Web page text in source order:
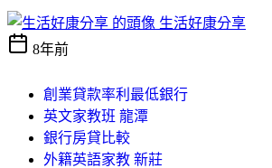
生活好康分享
8年前
創業貸款率利最低銀行
英文家教班 龍潭
銀行房貸比較
外籍英語家教 新莊